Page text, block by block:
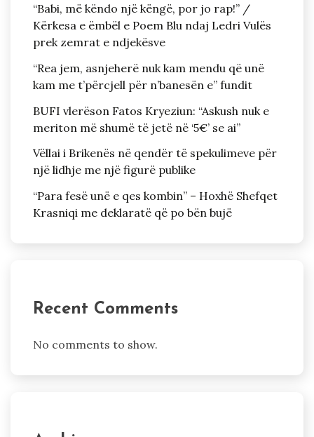
“Babi, më këndo një këngë, por jo rap!” /
Kërkesa e ëmbël e Poem Blu ndaj Ledri Vulës
prek zemrat e ndjekësve
“Rea jem, asnjeherë nuk kam mendu që unë
kam me t’përcjell për n’banesën e” fundit
BUFI vlerëson Fatos Kryeziun: “Askush nuk e
meriton më shumë të jetë në ‘5€’ se ai”
Vëllai i Brikenës në qendër të spekulimeve për
një lidhje me një figurë publike
“Para fesë unë e qes kombin” – Hoxhë Shefqet
Krasniqi me deklaratë që po bën bujë
Recent Comments
No comments to show.